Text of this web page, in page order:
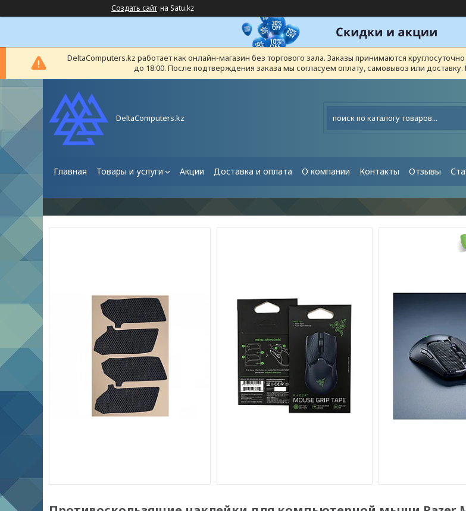
Создать сайт на Satu.kz
DeltaComputers.kz работает как онлайн-магазин без торгового зала. Заказы принимаются
до 18:00. После подтверждения заказа мы согласуем оплату, самовывоз или
DeltaComputers.kz
Главная Товары и услуги Акции Доставка и оплата О компании Контакты Отзывы